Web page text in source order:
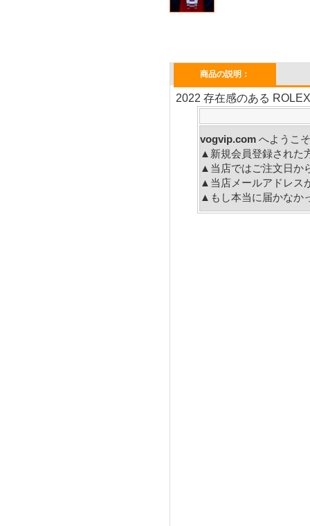
商品の説明：
2022 存在感のある
vogvip.com へ
▲新規会員登録された
▲当店ではご注文日か
▲当店メールアドレス
▲もし本当に届かなか